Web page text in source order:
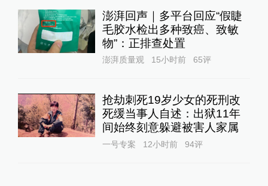
澎湃回声｜多平台回应“假睫
毛胶水检出多种致癌、致敏
物”：正排查处置
澎湃质量观 15小时前 65评
抢劫刺死19岁少女的死刑改
死缓当事人自述：出狱11年
间始终刻意躲避被害人家属
一号专案 12小时前 94评